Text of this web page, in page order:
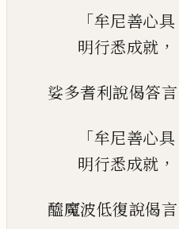
「牟尼善心具
明行悉成就 ，
娑多耆利說偈答言
「牟尼善心具
明行悉成就 ，
醯魔波低復說偈言